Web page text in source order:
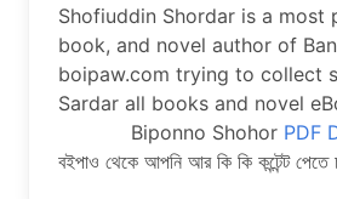
Shofiuddin Shordar is a most
book, and novel author of
boipaw.com trying to collect
Sardar all books and novel
Biponno Shohor PDF
বইপাও থেকে আপনি আর কি কি কন্টেন্ট পেতে